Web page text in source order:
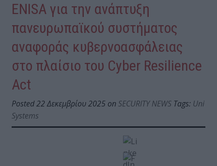
ENISA για την ανάπτυξη
πανευρωπαϊκού συστήματος
αναφοράς κυβερνοασφάλειας
στο πλαίσιο του Cyber Resilience
Act
Posted 22 Δεκεμβρίου 2025 on SECURITY NEWS Tags: Uni
Systems